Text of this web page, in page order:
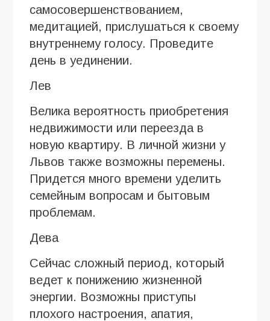
самосовершенствованием,
медитацией, прислушаться к своему
внутреннему голосу. Проведите
день в уединении.
Лев
Велика вероятность приобретения
недвижимости или переезда в
новую квартиру. В личной жизни у
Львов также возможны перемены.
Придется много времени уделить
семейным вопросам и бытовым
проблемам.
Дева
Сейчас сложный период, который
ведет к понижению жизненной
энергии. Возможны приступы
плохого настроения, апатия,